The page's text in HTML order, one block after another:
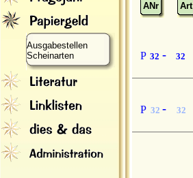
Ausgabestellen
Scheinarten
ANr Art
P 32 - 32
P 32 - 32